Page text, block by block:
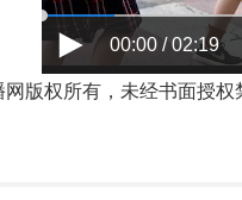
00:00 / 02:19
权所有，未经书面授权